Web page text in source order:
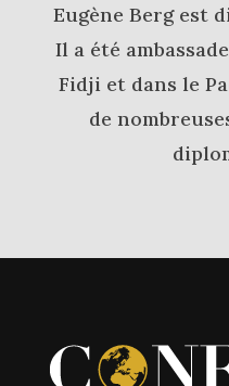
Eugène Berg est
Il a été
Fidji et dans le
de